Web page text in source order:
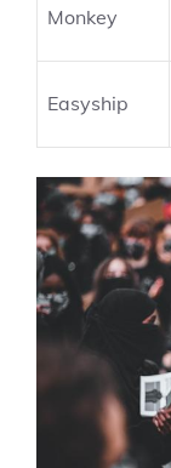
Monkey
Easyship